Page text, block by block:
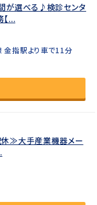
が選べる♪検診センタ
...
指駅より車で11分
≫大手産業機器メー